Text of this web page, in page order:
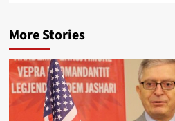
More Stories